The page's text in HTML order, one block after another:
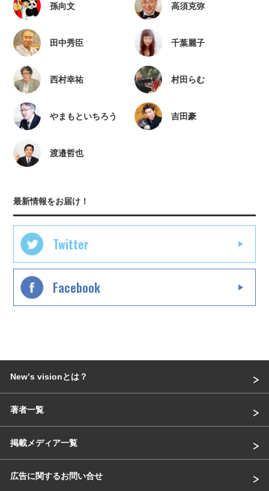
孫向文 高須克弥
田中秀臣 千葉麗子
西村幸祐 村田らむ
やまもといちろう 吉田豪
渡邉哲也
最新情報をお届け！
Twitter
Facebook
Newʼs visionとは？
著者一覧
掲載メディア一覧
広告に関するお問い合せ